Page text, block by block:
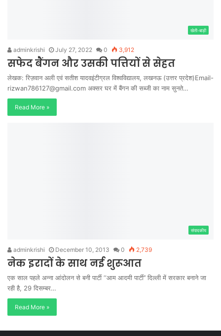
खेती-बाड़ी
adminkrishi July 27, 2022 0 3,912
सफेद बैंगन और उसकी पत्तियों से सेहत
लेखक: रिज़वान अली एवं सतीश यादवइंटीग्रल विश्वविद्यालय, लखनऊ (उत्तर प्रदेश)Email-
rizwan786127@gmail.com अक्सर घर में बैंगन की सब्जी का नाम सुनते…
Read More »
संपादकीय
adminkrishi December 10, 2013 0 2,739
नेक इरादों के साथ नई शुरूआत
एक साल पहले अन्ना आंदोलन से बनी पार्टी ‘‘आम आदमी पार्टी’’ दिल्ली में सरकार बनाने जा
रही है, 29 दिसम्बर…
Read More »